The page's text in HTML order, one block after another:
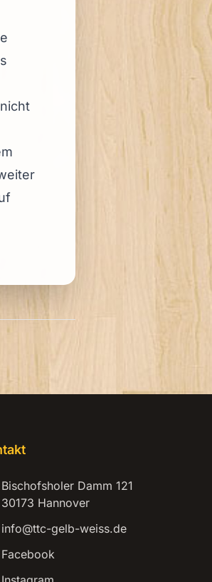
Bischofsholer Damm 121
30173 Hannover
info@ttc-gelb-weiss.de
Facebook